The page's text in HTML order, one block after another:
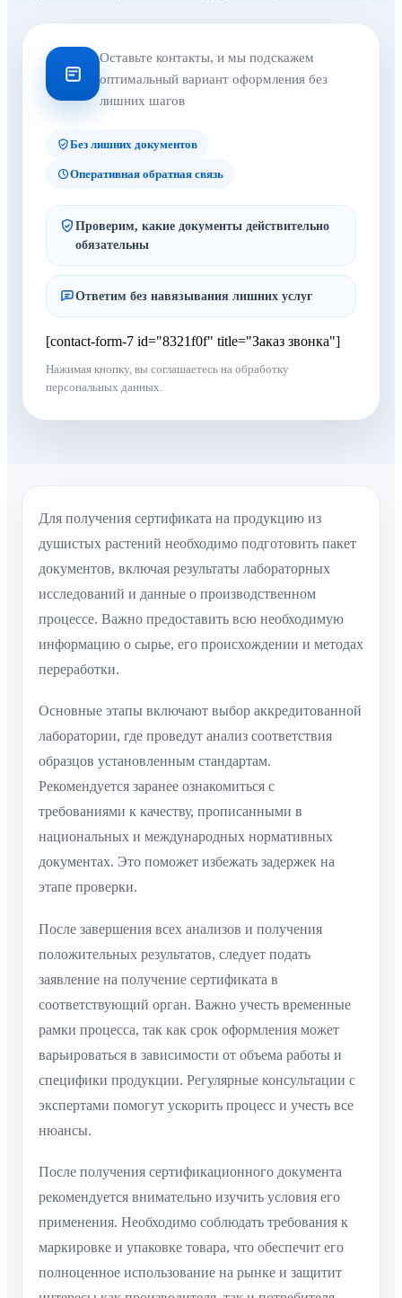
Оставьте контакты, и мы подскажем
оптимальный вариант оформления без
лишних шагов
Без лишних документов
Оперативная обратная связь
Проверим, какие документы действительно
обязательны
Ответим без навязывания лишних услуг
[contact-form-7 id="8321f0f" title="Заказ звонка"]
Нажимая кнопку, вы соглашаетесь на обработку
персональных данных.
Для получения сертификата на продукцию из
душистых растений необходимо подготовить пакет
документов, включая результаты лабораторных
исследований и данные о производственном
процессе. Важно предоставить всю необходимую
информацию о сырье, его происхождении и методах
переработки.
Основные этапы включают выбор аккредитованной
лаборатории, где проведут анализ соответствия
образцов установленным стандартам.
Рекомендуется заранее ознакомиться с
требованиями к качеству, прописанными в
национальных и международных нормативных
документах. Это поможет избежать задержек на
этапе проверки.
После завершения всех анализов и получения
положительных результатов, следует подать
заявление на получение сертификата в
соответствующий орган. Важно учесть временные
рамки процесса, так как срок оформления может
варьироваться в зависимости от объема работы и
специфики продукции. Регулярные консультации с
экспертами помогут ускорить процесс и учесть все
нюансы.
После получения сертификационного документа
рекомендуется внимательно изучить условия его
применения. Необходимо соблюдать требования к
маркировке и упаковке товара, что обеспечит его
полноценное использование на рынке и защитит